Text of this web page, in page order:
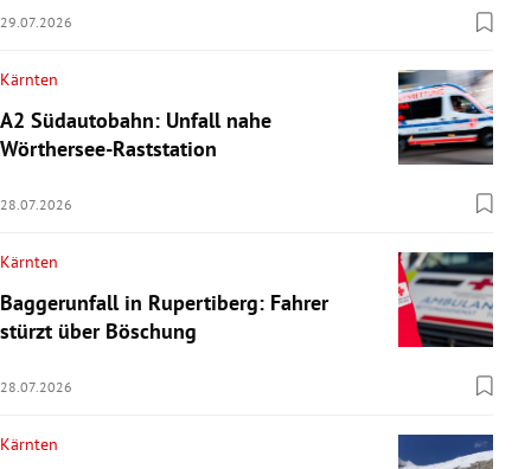
29.07.2026
Kärnten
A2 Südautobahn: Unfall nahe
Wörthersee-Raststation
28.07.2026
Kärnten
Baggerunfall in Rupertiberg: Fahrer
stürzt über Böschung
28.07.2026
Kärnten